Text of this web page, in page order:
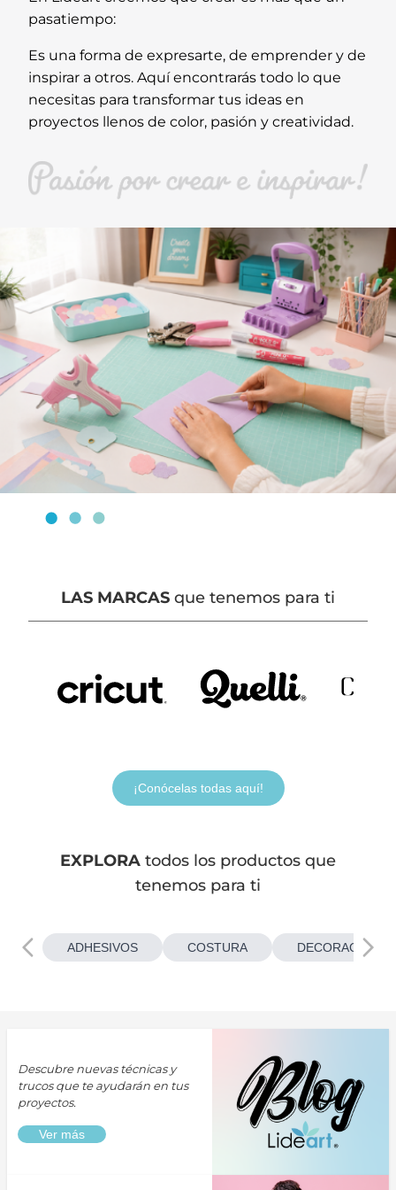
pasatiempo:
Es una forma de expresarte, de emprender y de
inspirar a otros. Aquí encontrarás todo lo que
necesitas para transformar tus ideas en
proyectos llenos de color, pasión y creatividad.
LAS MARCAS que tenemos para ti
¡Conócelas todas aquí!
EXPLORA todos los productos que
tenemos para ti
ADHESIVOS COSTURA
Descubre nuevas técnicas y
trucos que te ayudarán en tus
proyectos.
Ver más